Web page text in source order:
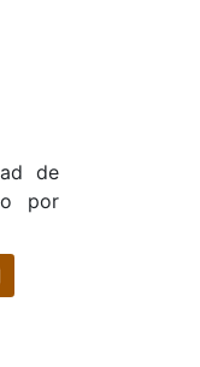
de
por